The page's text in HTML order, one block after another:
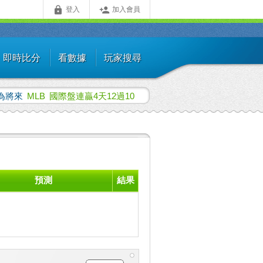
即時比分 看數據 玩家搜尋
 登入  加入會員
將來 MLB 國際盤連贏4天12過10
預測 結果